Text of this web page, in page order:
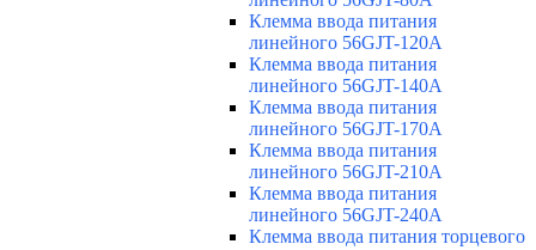
Клемма ввода питания
линейного 56GJT-120A
Клемма ввода питания
линейного 56GJT-140A
Клемма ввода питания
линейного 56GJT-170A
Клемма ввода питания
линейного 56GJT-210A
Клемма ввода питания
линейного 56GJT-240A
Клемма ввода питания торцевого